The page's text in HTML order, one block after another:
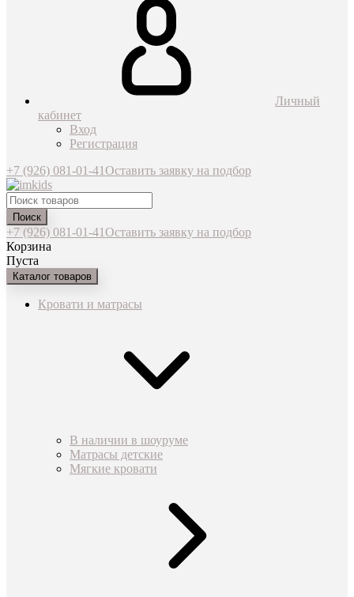
Личный
кабинет
Вход
Регистрация
+7 (926) 081-01-41Оставить заявку на подбор
Поиск
+7 (926) 081-01-41Оставить заявку на подбор
Корзина
Пуста
Каталог товаров
Кровати и матрасы
В наличии в шоуруме
Матрасы детские
Мягкие кровати